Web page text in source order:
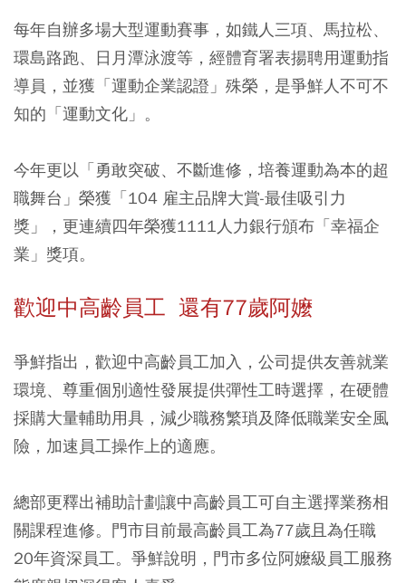
每年自辦多場大型運動賽事，如鐵人三項、馬拉松、
環島路跑、日月潭泳渡等，經體育署表揚聘用運動指
導員，並獲「運動企業認證」殊榮，是爭鮮人不可不
知的「運動文化」。
今年更以「勇敢突破、不斷進修，培養運動為本的超
職舞台」榮獲「104 雇主品牌大賞-最佳吸引力
獎」，更連續四年榮獲1111人力銀行頒布「幸福企
業」獎項。
歡迎中高齡員工 還有77歲阿嬤
爭鮮指出，歡迎中高齡員工加入，公司提供友善就業
環境、尊重個別適性發展提供彈性工時選擇，在硬體
採購大量輔助用具，減少職務繁瑣及降低職業安全風
險，加速員工操作上的適應。
總部更釋出補助計劃讓中高齡員工可自主選擇業務相
關課程進修。門市目前最高齡員工為77歲且為任職
20年資深員工。爭鮮說明，門市多位阿嬤級員工服務